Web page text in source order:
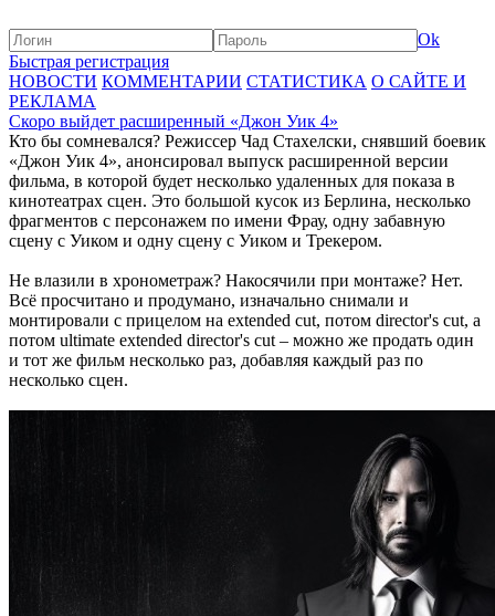
Ok
Быстрая регистрация
НОВОСТИ КОММЕНТАРИИ СТАТИСТИКА О САЙТЕ И
РЕКЛАМА
Скоро выйдет расширенный «Джон Уик 4»
Кто бы сомневался? Режиссер Чад Стахелски, снявший боевик
«Джон Уик 4», анонсировал выпуск расширенной версии
фильма, в которой будет несколько удаленных для показа в
кинотеатрах сцен. Это большой кусок из Берлина, несколько
фрагментов с персонажем по имени Фрау, одну забавную
сцену с Уиком и одну сцену с Уиком и Трекером.
Не влазили в хронометраж? Накосячили при монтаже? Нет.
Всё просчитано и продумано, изначально снимали и
монтировали с прицелом на extended cut, потом director's cut, а
потом ultimate extended director's cut – можно же продать один
и тот же фильм несколько раз, добавляя каждый раз по
несколько сцен.